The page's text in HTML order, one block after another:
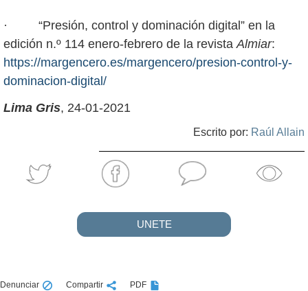
· “Presión, control y dominación digital” en la
edición n.º 114 enero-febrero de la revistaAlmiar:
https://margencero.es/margencero/presion-control-y-
dominacion-digital/
Lima Gris, 24-01-2021
Escrito por: Raúl Allain
UNETE
Denunciar Compartir PDF